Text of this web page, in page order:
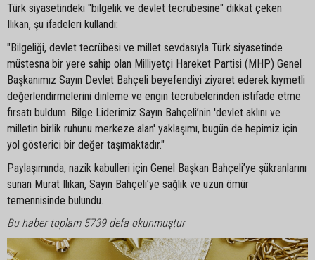
Türk siyasetindeki "bilgelik ve devlet tecrübesine" dikkat çeken
Ilıkan, şu ifadeleri kullandı:
"Bilgeliği, devlet tecrübesi ve millet sevdasıyla Türk siyasetinde
müstesna bir yere sahip olan Milliyetçi Hareket Partisi (MHP) Genel
Başkanımız Sayın Devlet Bahçeli beyefendiyi ziyaret ederek kıymetli
değerlendirmelerini dinleme ve engin tecrübelerinden istifade etme
fırsatı buldum. Bilge Liderimiz Sayın Bahçeli’nin 'devlet aklını ve
milletin birlik ruhunu merkeze alan' yaklaşımı, bugün de hepimiz için
yol gösterici bir değer taşımaktadır."
Paylaşımında, nazik kabulleri için Genel Başkan Bahçeli’ye şükranlarını
sunan Murat Ilıkan, Sayın Bahçeli’ye sağlık ve uzun ömür
temennisinde bulundu.
Bu haber toplam 5739 defa okunmuştur